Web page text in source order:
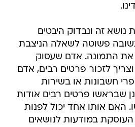
זה ונבדוק היבטים
תשובה פשוטה לשאלה הניצבת
את התמונה. אדם שעסוק
וצריך לזכור פרטים רבים, אדם
חשבונות או בשירות
שבראשו פרטים רבים אודות
האם אותו אחד יכול לפנות
במודעות לנושאים